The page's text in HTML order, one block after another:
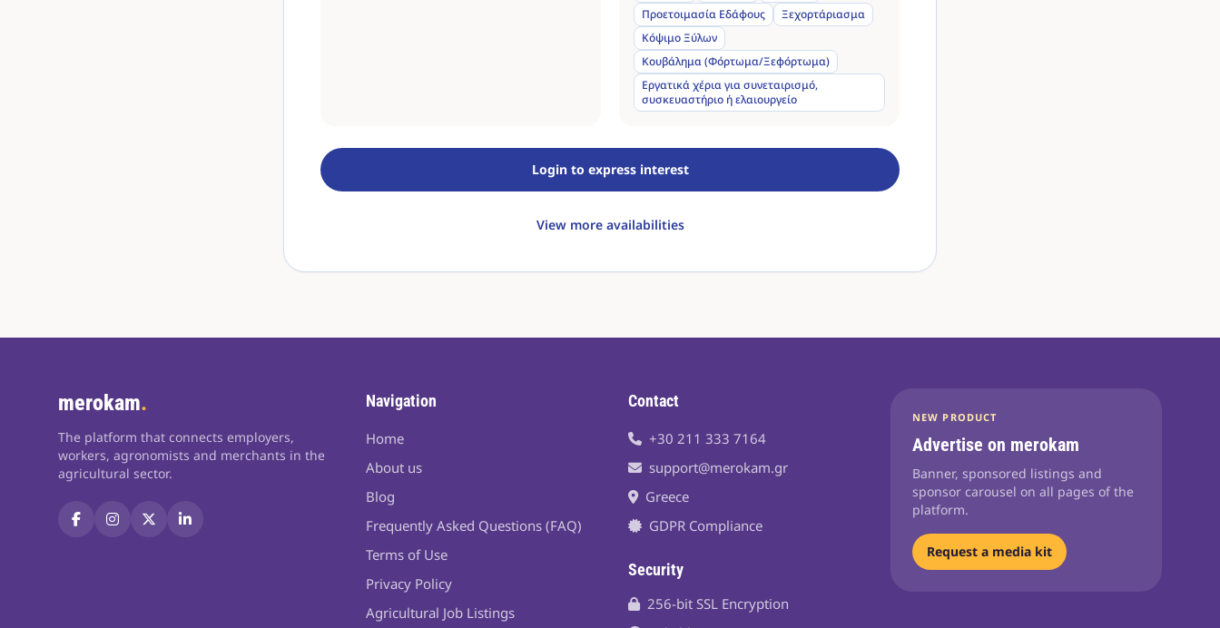
Προετοιμασία Εδάφους
Ξεχορτάριασμα
Κόψιμο Ξύλων
Κουβάλημα (Φόρτωμα/Ξεφόρτωμα)
Εργατικά χέρια για συνεταιρισμό,
συσκευαστήριο ή ελαιουργείο
Login to express interest
View more availabilities
merokam.
The platform that connects employers,
workers, agronomists and merchants in the
agricultural sector.
Navigation
Home
About us
Blog
Frequently Asked Questions (FAQ)
Terms of Use
Privacy Policy
Agricultural Job Listings
Contact
+30 211 333 7164
support@merokam.gr
Greece
GDPR Compliance
Security
256-bit SSL Encryption
NEW PRODUCT
Advertise on merokam
Banner, sponsored listings and
sponsor carousel on all pages of the
platform.
Request a media kit